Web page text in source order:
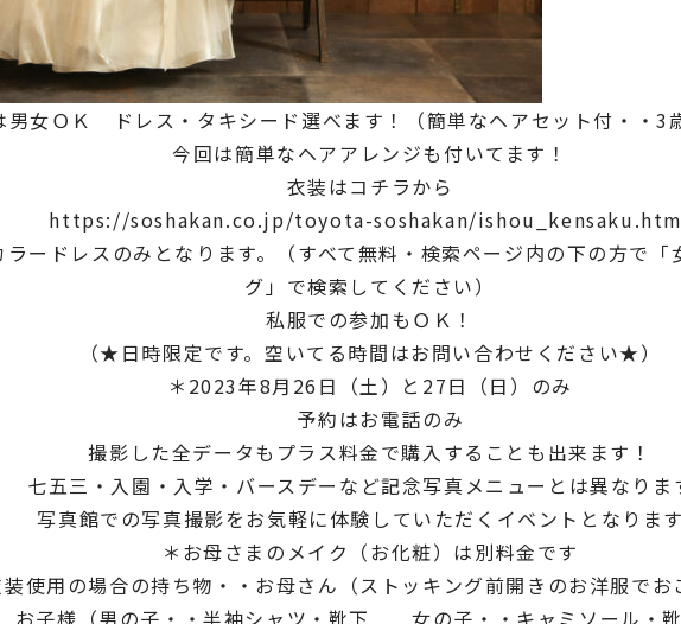
男女ＯＫ ドレス・タキシード選べます！（簡単なヘアセット付・・3
今回は簡単なヘアアレンジも付いてます！
衣装はコチラから
https://soshakan.co.jp/toyota-soshakan/
ードレスのみとなります。（すべて無料・検索ページ内の下の方で「
グ」で検索してください）
私服での参加もＯＫ！
（★日時限定です。空いてる時間はお問い合わせください★）
＊2023年8月26日（土）と27日（日）のみ
予約はお電話のみ
撮影した全データもプラス料金で購入することも出来ます！
七五三・入園・入学・バースデーなど記念写真メニューとは異なりま
写真館での写真撮影をお気軽に体験していただくイベントとなります
＊お母さまのメイク（お化粧）は別料金です
装使用の場合の持ち物・・お母さん（ストッキング前開きのお洋服でお
お子様（男の子・・半袖シャツ・靴下 女の子・・キャミソール・靴